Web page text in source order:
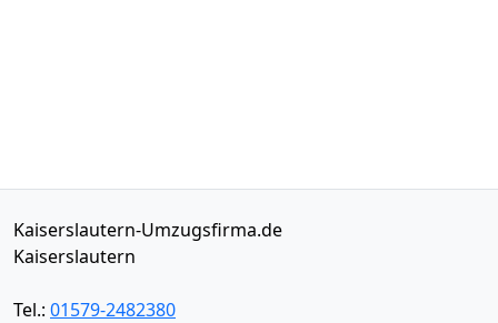
Kaiserslautern-Umzugsfirma.de
Kaiserslautern
Tel.: 01579-2482380